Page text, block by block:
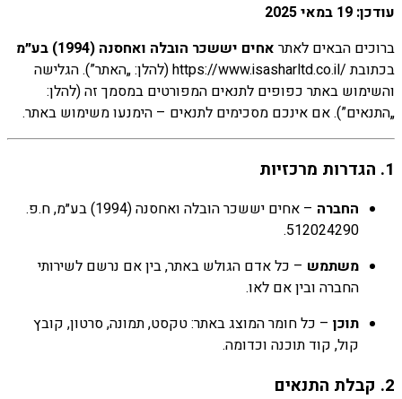
עודכן: ‎ 19 במאי2025
ברוכים הבאים לאתר אחים יששכר הובלה ואחסנה (1994) בע״מ
בכתובת ‎
https://www.isasharltd.co.il/‎
(להלן: „האתר”).הגלישה
והשימוש באתר כפופים לתנאים המפורטים במסמך זה (להלן:
„התנאים”).אם אינכם מסכימים לתנאים – הימנעומשימוש באתר.
1. הגדרות מרכזיות
החברה – אחים יששכרהובלה ואחסנה (1994) בע״מ,ח.פ.
512024290.
משתמש – כלאדם הגולש באתר,ביןאם נרשם לשירותי
החברה וביןאם לאו.
תוכן – כלחומרהמוצגבאתר:טקסט,תמונה,סרטון, קובץ
קול, קוד תוכנה וכדומה.
2. קבלת התנאים